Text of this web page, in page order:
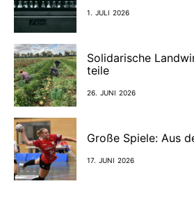
1. JULI 2026
Solidarische
teile
26. JUNI 2026
Große Spiele: Aus
17. JUNI 2026